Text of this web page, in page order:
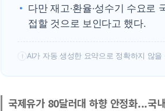
다만 재고·환율·성수기 수요로
접할 것으로 보인다고 했다.
! AI가 자동 생성한 요약으로 정확하지 않을
국제유가 80달러대 하향 안정화...국